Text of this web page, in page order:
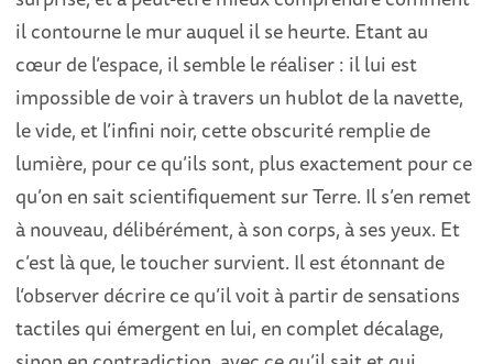
il contourne le mur auquel il se heurte. Etant au
cœur de l’espace, il semble le réaliser : il lui est
impossible de voir à travers un hublot de la navette,
le vide, et l’infini noir, cette obscurité remplie de
lumière, pour ce qu’ils sont, plus exactement pour ce
qu’on en sait scientifiquement sur Terre. Il s’en remet
à nouveau, délibérément, à son corps, à ses yeux. Et
c’est là que, le toucher survient. Il est étonnant de
l‘observer décrire ce qu’il voit à partir de sensations
tactiles qui émergent en lui, en complet décalage,